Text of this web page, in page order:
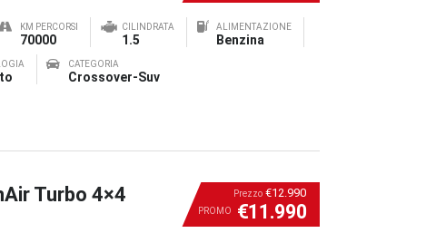
KM PERCORSI
70000
CILINDRATA
1.5
ALIMENTAZIONE
Benzina
CATEGORIA
Crossover-Suv
Prezzo €12.990
PROMO €11.990
Turbo 4×4